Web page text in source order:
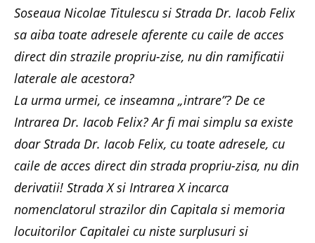
Soseaua Nicolae Titulescu si Strada Dr. Iacob Felix
sa aiba toate adresele aferente cu caile de acces
direct din strazile propriu-zise, nu din ramificatii
laterale ale acestora?
La urma urmei, ce inseamna „intrare”? De ce
Intrarea Dr. Iacob Felix? Ar fi mai simplu sa existe
doar Strada Dr. Iacob Felix, cu toate adresele, cu
caile de acces direct din strada propriu-zisa, nu din
derivatii! Strada X si Intrarea X incarca
nomenclatorul strazilor din Capitala si memoria
locuitorilor Capitalei cu niste surplusuri si